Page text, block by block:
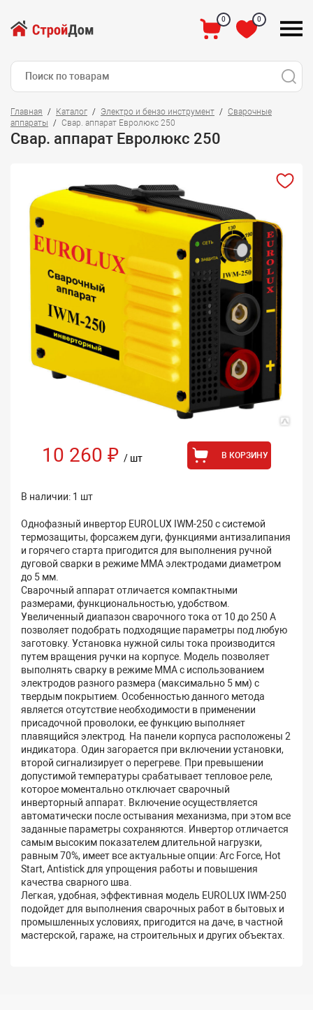
0 0
Главная Каталог Электро и бензо инструмент
Сварочные
аппараты
Свар. аппарат Евролюкс 250
Свар. аппарат Евролюкс 250
10 260 ₽ / шт В КОРЗИНУ
В наличии: 1 шт
Однофазный инвертор EUROLUX IWM-250 с системой
термозащиты, форсажем дуги, функциями антизалипания
и горячего старта пригодится для выполнения ручной
дуговой сварки в режиме ММА электродами диаметром
до 5 мм.
Сварочный аппарат отличается компактными
размерами, функциональностью, удобством.
Увеличенный диапазон сварочного тока от 10 до 250 А
позволяет подобрать подходящие параметры под любую
заготовку. Установка нужной силы тока производится
путем вращения ручки на корпусе. Модель позволяет
выполнять сварку в режиме ММА с использованием
электродов разного размера (максимально 5 мм) с
твердым покрытием. Особенностью данного метода
является отсутствие необходимости в применении
присадочной проволоки, ее функцию выполняет
плавящийся электрод. На панели корпуса расположены 2
индикатора. Один загорается при включении установки,
второй сигнализирует о перегреве. При превышении
допустимой температуры срабатывает тепловое реле,
которое моментально отключает сварочный
инверторный аппарат. Включение осуществляется
автоматически после остывания механизма, при этом все
заданные параметры сохраняются. Инвертор отличается
самым высоким показателем длительной нагрузки,
равным 70%, имеет все актуальные опции: Arc Force, Hot
Start, Antistick для упрощения работы и повышения
качества сварного шва.
Легкая, удобная, эффективная модель EUROLUX IWM-250
подойдет для выполнения сварочных работ в бытовых и
промышленных условиях, пригодится на даче, в частной
мастерской, гараже, на строительных и других объектах.